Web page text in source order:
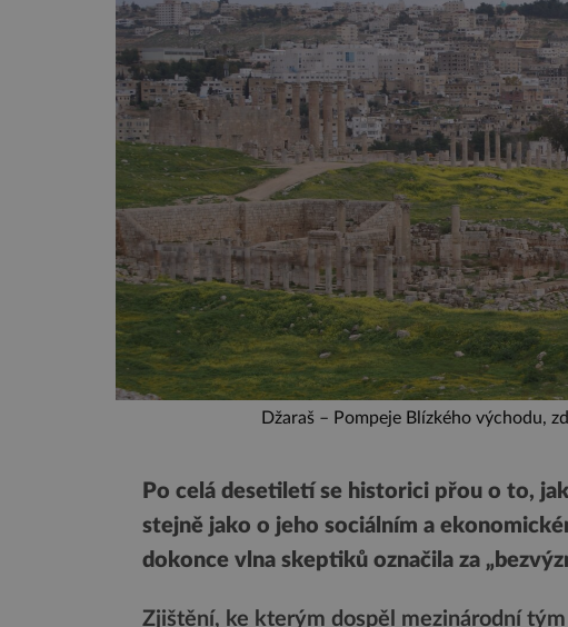
Džaraš – Pompeje Blízkého východu,
Po celá desetiletí se historici přou o to,
stejně jako o jeho sociálním a
dokonce vlna skeptiků označila za
Zjištění, ke kterým dospěl mezinárodní